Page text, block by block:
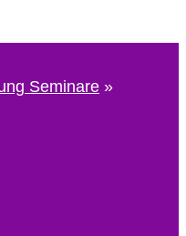
Seminare »